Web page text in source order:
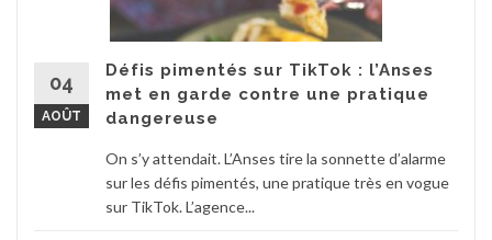
04
AOÛT
Défis pimentés sur TikTok : l’Anses
met en garde contre une pratique
dangereuse
On s’y attendait. L’Anses tire la sonnette d’alarme
sur les défis pimentés, une pratique très en vogue
sur TikTok. L’agence...